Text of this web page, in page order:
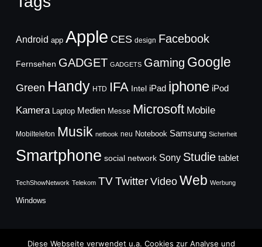
Android app Apple CES design Facebook
Fernsehen GADGET GADGETS Gaming Google
Green Handy HTD IFA Intel iPad iphone iPod
Kamera Laptop Medien Messe Microsoft Mobile
Mobiltelefon Musik netbook neu Notebook Samsung Sicherheit
Smartphone social network Sony Studie tablet
TechShowNetwork Telekom TVTwitter Video Web Werbung
Windows
Diese Webseite verwendet u.a. Cookies zur Analyse und